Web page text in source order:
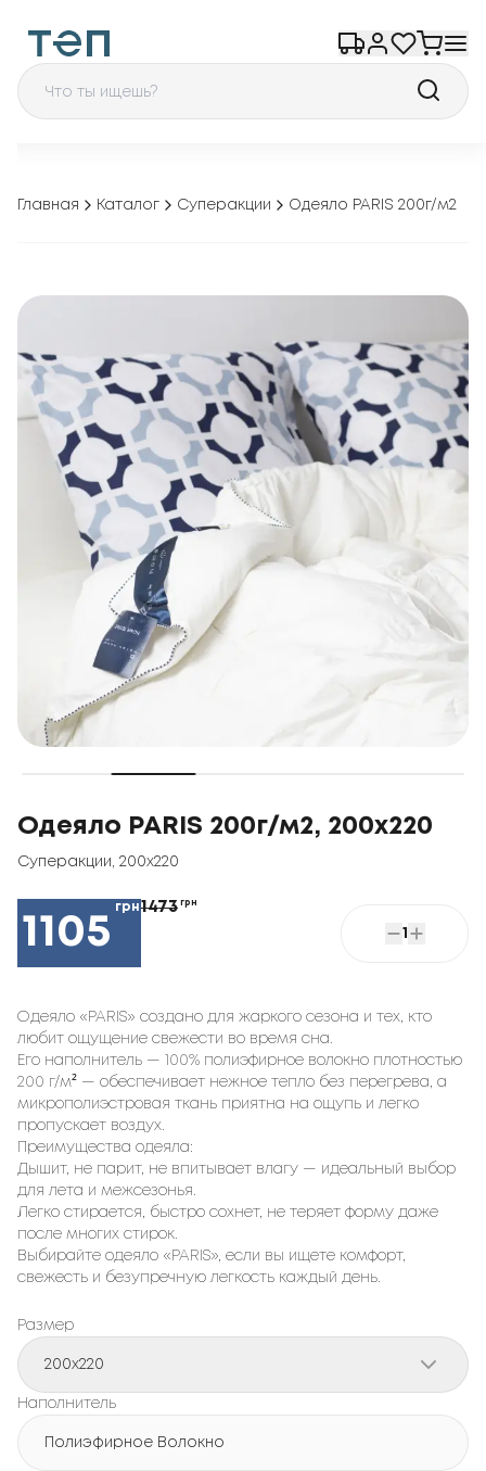
Главная Каталог Суперакции Одеяло PARIS 200г/м2
Одеяло PARIS 200г/м2, 200x220
Суперакции 200x220
1105
грн1473 грн
1
Одеяло «PARIS» создано для жаркого сезона и тех, кто
любит ощущение свежести во время сна.
Его наполнитель — 100% полиэфирное волокно плотностью
200 г/м² — обеспечивает нежное тепло без перегрева, а
микрополиэстровая ткань приятна на ощупь и легко
пропускает воздух.
Преимущества одеяла:
Дышит, не парит, не впитывает влагу — идеальный выбор
для лета и межсезонья.
Легко стирается, быстро сохнет, не теряет форму даже
после многих стирок.
Выбирайте одеяло «PARIS», если вы ищете комфорт,
свежесть и безупречную легкость каждый день.
Размер
200x220
Наполнитель
Полиэфирное Волокно